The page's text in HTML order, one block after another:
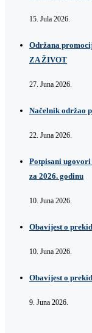
15. Jula 2026.
Održana
ZA ŽIVOT
27. Juna 2026.
Načelnik održao
22. Juna 2026.
Potpisani
za 2026. godinu
10. Juna 2026.
Obavijest o
10. Juna 2026.
Obavijest o
9. Juna 2026.